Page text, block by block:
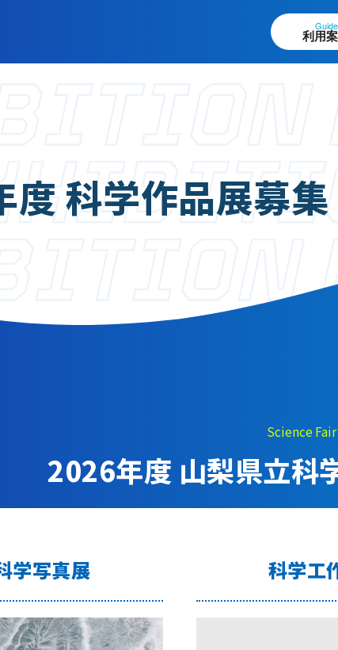
Guide
利用
い
天体観測室
展望テラス・円形広場
ミュージアムショップ
常設展示室
大村智名誉館長
多目的ホール
度 科学作品展募集
Science
2026年度 山梨県立科
学写真展 科学工